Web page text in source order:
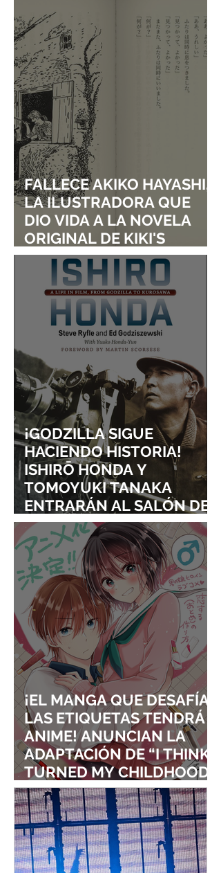
FALLECE AKIKO HAYASHI,
LA ILUSTRADORA QUE
DIO VIDA A LA NOVELA
ORIGINAL DE KIKI'S
DELIVERY SERVICE
¡GODZILLA SIGUE
HACIENDO HISTORIA!
ISHIRŌ HONDA Y
TOMOYUKI TANAKA
ENTRARÁN AL SALÓN DE
LA FAMA DE LOS EFECTOS
VISUALES
¡EL MANGA QUE DESAFÍA
LAS ETIQUETAS TENDRÁ
ANIME! ANUNCIAN LA
ADAPTACIÓN DE “I THINK I
TURNED MY CHILDHOOD
FRIEND INTO A GIRL”